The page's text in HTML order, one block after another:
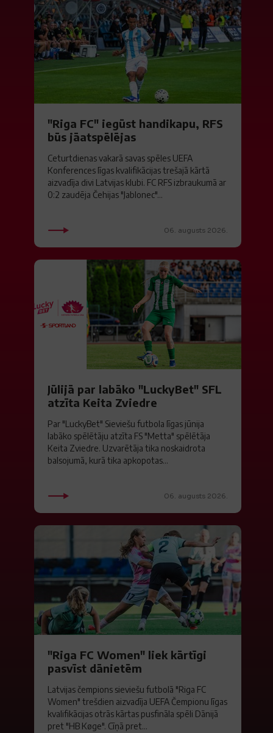
"Riga FC" iegūst handikapu, RFS
būs jāatspēlējas
Ceturtdienas vakarā savas spēles UEFA
Konferences līgas kvalifikācijas trešajā kārtā
aizvadīja divi Latvijas klubi. FC RFS izbraukumā ar
0:2 zaudēja Čehijas "Jablonec"...
06. augusts 2026.
Jūlijā par labāko "LuckyBet" SFL
atzīta Keita Zviedre
Par "LuckyBet" Sieviešu futbola līgas jūnija
labāko spēlētāju atzīta FS "Metta" spēlētāja
Keita Zviedre. Uzvarētāja tika noskaidrota
balsojumā, kurā tika apkopotas...
06. augusts 2026.
"Riga FC Women" liek kārtīgi
pasvīst dānietēm
Latvijas čempions sieviešu futbolā "Riga FC
Women" trešdien aizvadīja UEFA Čempionu līgas
kvalifikācijas otrās kārtas pusfināla spēli Dānijā
pret "HB Køge". Cīņā pret...